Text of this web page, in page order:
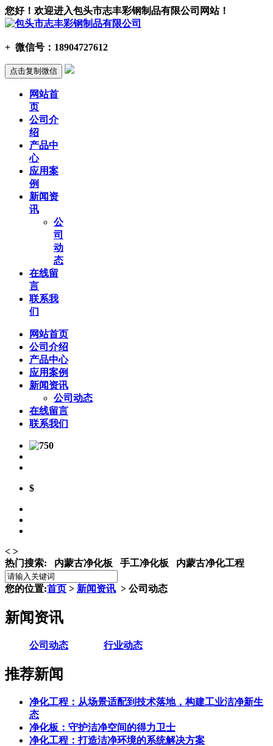
您好！欢迎进入包头市志丰彩钢制品有限公司网站！
+ 微信号： 18904727612
点击复制微信
网站首
页
公司介
绍
产品中
心
应用案
例
新闻资
讯
公
司
动
态
在线留
言
联系我
们
网站首页
公司介绍
产品中心
应用案例
新闻资讯
公司动态
在线留言
联系我们
$
< >
热门搜索: 内蒙古净化板 手工净化板 内蒙古净化工程
您的位置:首页 > 新闻资讯 > 公司动态
新闻资讯
公司动态 行业动态
推荐新闻
净化工程：从场景适配到技术落地，构建工业洁净新生
态
净化板：守护洁净空间的得力卫士
净化工程：打造洁净环境的系统解决方案